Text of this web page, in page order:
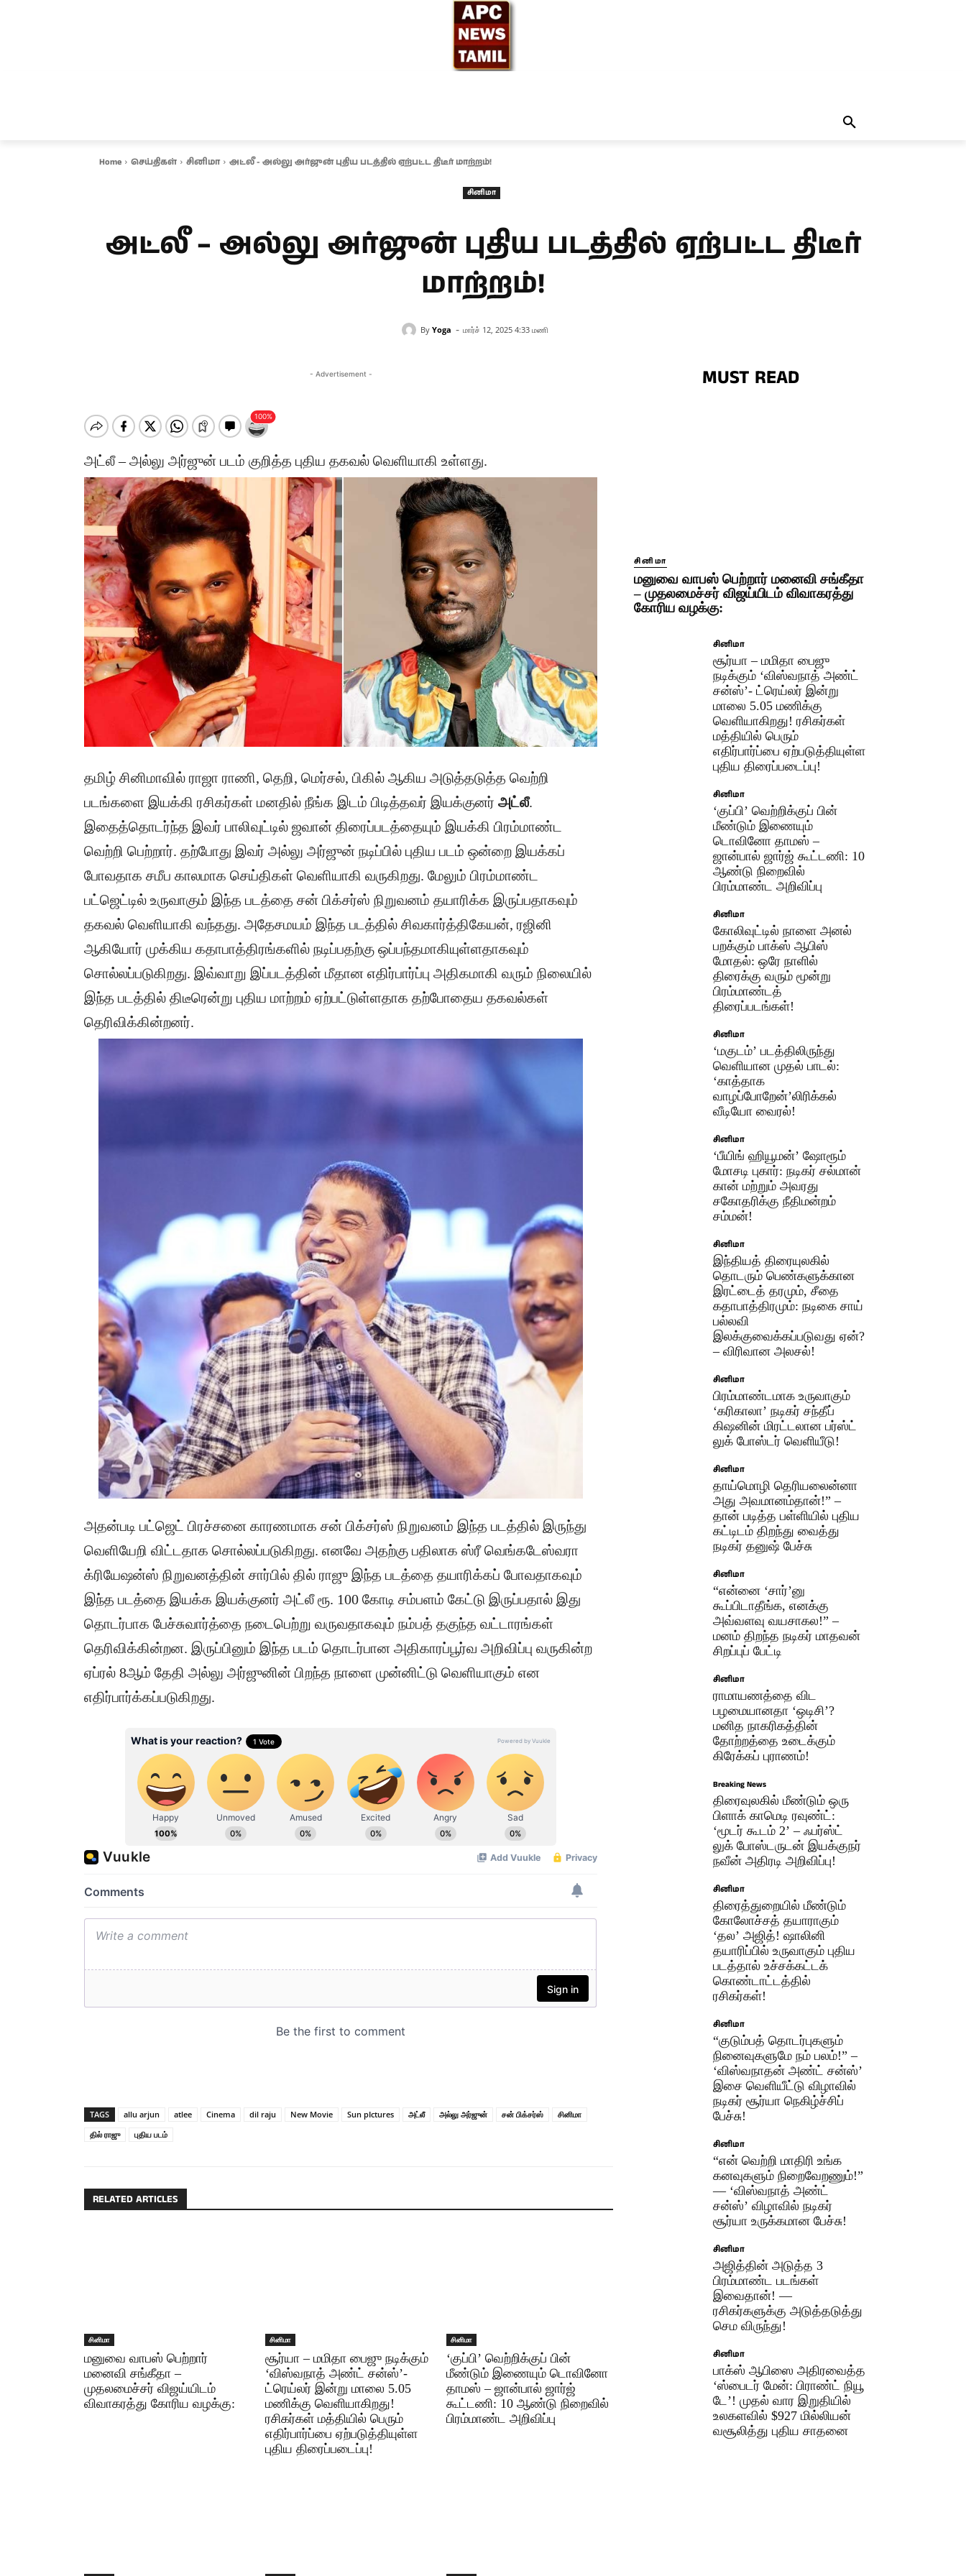
Home செய்திகள் சினிமா அட்லீ - அல்லு அர்ஜுன் புதிய படத்தில் ஏற்பட்ட திடீர் மாற்றம்!
சினிமா
அட்லீ – அல்லு அர்ஜுன் புதிய படத்தில் ஏற்பட்ட திடீர்
மாற்றம்!
By Yoga - மார்ச் 12, 2025 4:33 மணி
- Advertisement -
அட்லீ – அல்லு அர்ஜுன் படம் குறித்த புதிய தகவல் வெளியாகி உள்ளது.
தமிழ் சினிமாவில் ராஜா ராணி, தெறி, மெர்சல், பிகில் ஆகிய அடுத்தடுத்த வெற்றி
படங்களை இயக்கி ரசிகர்கள் மனதில் நீங்க இடம் பிடித்தவர் இயக்குனர் அட்லீ.
இதைத்தொடர்ந்த இவர் பாலிவுட்டில் ஜவான் திரைப்படத்தையும் இயக்கி பிரம்மாண்ட
வெற்றி பெற்றார். தற்போது இவர் அல்லு அர்ஜுன் நடிப்பில் புதிய படம் ஒன்றை இயக்கப்
போவதாக சமீப காலமாக செய்திகள் வெளியாகி வருகிறது. மேலும் பிரம்மாண்ட
பட்ஜெட்டில் உருவாகும் இந்த படத்தை சன் பிக்சர்ஸ் நிறுவனம் தயாரிக்க இருப்பதாகவும்
தகவல் வெளியாகி வந்தது. அதேசமயம் இந்த படத்தில் சிவகார்த்திகேயன், ரஜினி
ஆகியோர் முக்கிய கதாபாத்திரங்களில் நடிப்பதற்கு ஒப்பந்தமாகியுள்ளதாகவும்
சொல்லப்படுகிறது. இவ்வாறு இப்படத்தின் மீதான எதிர்பார்ப்பு அதிகமாகி வரும் நிலையில்
இந்த படத்தில் திடீரென்று புதிய மாற்றம் ஏற்பட்டுள்ளதாக தற்போதைய தகவல்கள்
தெரிவிக்கின்றனர்.
அதன்படி பட்ஜெட் பிரச்சனை காரணமாக சன் பிக்சர்ஸ் நிறுவனம் இந்த படத்தில் இருந்து
வெளியேறி விட்டதாக சொல்லப்படுகிறது. எனவே அதற்கு பதிலாக ஸ்ரீ வெங்கடேஸ்வரா
க்ரியேஷன்ஸ் நிறுவனத்தின் சார்பில் தில் ராஜு இந்த படத்தை தயாரிக்கப் போவதாகவும்
இந்த படத்தை இயக்க இயக்குனர் அட்லீ ரூ. 100 கோடி சம்பளம் கேட்டு இருப்பதால் இது
தொடர்பாக பேச்சுவார்த்தை நடைபெற்று வருவதாகவும் நம்பத் தகுந்த வட்டாரங்கள்
தெரிவிக்கின்றன. இருப்பினும் இந்த படம் தொடர்பான அதிகாரப்பூர்வ அறிவிப்பு வருகின்ற
ஏப்ரல் 8ஆம் தேதி அல்லு அர்ஜுனின் பிறந்த நாளை முன்னிட்டு வெளியாகும் என
எதிர்பார்க்கப்படுகிறது.
TAGS allu arjun atlee Cinema dil raju New Movie Sun pIctures அட்லீ அல்லு அர்ஜுன் சன் பிக்சர்ஸ்
சினிமா
தில் ராஜு
புதிய படம்
RELATED ARTICLES
சினிமா
மனுவை வாபஸ் பெற்றார்
மனைவி சங்கீதா –
முதலமைச்சர் விஜய்யிடம்
விவாகரத்து கோரிய வழக்கு:
சினிமா
சூர்யா – மமிதா பைஜு நடிக்கும்
‘விஸ்வநாத் அண்ட் சன்ஸ்’-
ட்ரெய்லர் இன்று மாலை 5.05
மணிக்கு வெளியாகிறது!
ரசிகர்கள் மத்தியில் பெரும்
எதிர்பார்ப்பை ஏற்படுத்தியுள்ள
புதிய திரைப்படைப்பு!
சினிமா
‘குப்பி’ வெற்றிக்குப் பின்
மீண்டும் இணையும் டொவினோ
தாமஸ் – ஜான்பால் ஜார்ஜ்
கூட்டணி: 10 ஆண்டு நிறைவில்
பிரம்மாண்ட அறிவிப்பு
MUST READ
சினிமா
மனுவை வாபஸ் பெற்றார் மனைவி சங்கீதா
– முதலமைச்சர் விஜய்யிடம் விவாகரத்து
கோரிய வழக்கு:
சினிமா
சூர்யா – மமிதா பைஜு
நடிக்கும் ‘விஸ்வநாத் அண்ட்
சன்ஸ்’- ட்ரெய்லர் இன்று
மாலை 5.05 மணிக்கு
வெளியாகிறது! ரசிகர்கள்
மத்தியில் பெரும்
எதிர்பார்ப்பை ஏற்படுத்தியுள்ள
புதிய திரைப்படைப்பு!
சினிமா
‘குப்பி’ வெற்றிக்குப் பின்
மீண்டும் இணையும்
டொவினோ தாமஸ் –
ஜான்பால் ஜார்ஜ் கூட்டணி: 10
ஆண்டு நிறைவில்
பிரம்மாண்ட அறிவிப்பு
சினிமா
கோலிவுட்டில் நாளை அனல்
பறக்கும் பாக்ஸ் ஆபிஸ்
மோதல்: ஒரே நாளில்
திரைக்கு வரும் மூன்று
பிரம்மாண்டத்
திரைப்படங்கள்!
சினிமா
‘மகுடம்’ படத்திலிருந்து
வெளியான முதல் பாடல்:
‘காத்தாக
வாழப்போறேன்’லிரிக்கல்
வீடியோ வைரல்!
சினிமா
‘பீயிங் ஹியூமன்’ ஷோரூம்
மோசடி புகார்: நடிகர் சல்மான்
கான் மற்றும் அவரது
சகோதரிக்கு நீதிமன்றம்
சம்மன்!
சினிமா
இந்தியத் திரையுலகில்
தொடரும் பெண்களுக்கான
இரட்டைத் தரமும், சீதை
கதாபாத்திரமும்: நடிகை சாய்
பல்லவி
இலக்குவைக்கப்படுவது ஏன்?
– விரிவான அலசல்!
சினிமா
பிரம்மாண்டமாக உருவாகும்
‘கரிகாலா’ நடிகர் சந்தீப்
கிஷனின் மிரட்டலான பர்ஸ்ட்
லுக் போஸ்டர் வெளியீடு!
சினிமா
தாய்மொழி தெரியலைன்னா
அது அவமானம்தான்!” –
தான் படித்த பள்ளியில் புதிய
கட்டிடம் திறந்து வைத்து
நடிகர் தனுஷ் பேச்சு
சினிமா
“என்னை ‘சார்’னு
கூப்பிடாதீங்க, எனக்கு
அவ்வளவு வயசாகல!” –
மனம் திறந்த நடிகர் மாதவன்
சிறப்புப் பேட்டி
சினிமா
ராமாயணத்தை விட
பழமையானதா ‘ஒடிசி’?
மனித நாகரிகத்தின்
தோற்றத்தை உடைக்கும்
கிரேக்கப் புராணம்!
Breaking News
திரைவுலகில் மீண்டும் ஒரு
பிளாக் காமெடி ரவுண்ட்:
‘மூடர் கூடம் 2’ – ஃபர்ஸ்ட்
லுக் போஸ்டருடன் இயக்குநர்
நவீன் அதிரடி அறிவிப்பு!
சினிமா
திரைத்துறையில் மீண்டும்
கோலோச்சத் தயாராகும்
‘தல’ அஜித்! ஷாலினி
தயாரிப்பில் உருவாகும் புதிய
படத்தால் உச்சக்கட்டக்
கொண்டாட்டத்தில்
ரசிகர்கள்!
சினிமா
“குடும்பத் தொடர்புகளும்
நினைவுகளுமே நம் பலம்!” –
‘விஸ்வநாதன் அண்ட் சன்ஸ்’
இசை வெளியீட்டு விழாவில்
நடிகர் சூர்யா நெகிழ்ச்சிப்
பேச்சு!
சினிமா
“என் வெற்றி மாதிரி உங்க
கனவுகளும் நிறைவேறணும்!”
— ‘விஸ்வநாத் அண்ட்
சன்ஸ்’ விழாவில் நடிகர்
சூர்யா உருக்கமான பேச்சு!
சினிமா
அஜித்தின் அடுத்த 3
பிரம்மாண்ட படங்கள்
இவைதான்! —
ரசிகர்களுக்கு அடுத்தடுத்து
செம விருந்து!
சினிமா
பாக்ஸ் ஆபிஸை அதிரவைத்த
‘ஸ்பைடர் மேன்: பிராண்ட் நியூ
டே’! முதல் வார இறுதியில்
உலகளவில் $927 மில்லியன்
வசூலித்து புதிய சாதனை